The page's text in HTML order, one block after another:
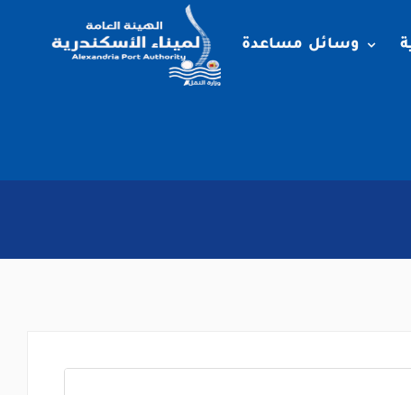
وسائل مساعدة